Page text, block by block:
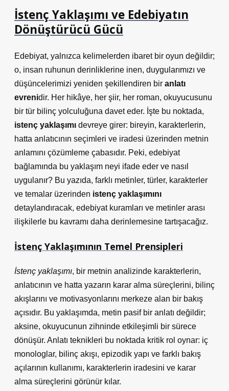
İstenç Yaklaşımı ve Edebiyatın
Dönüştürücü Gücü
Edebiyat, yalnızca kelimelerden ibaret bir oyun değildir;
o, insan ruhunun derinliklerine inen, duygularımızı ve
düşüncelerimizi yeniden şekillendiren bir anlatı
evrenidir. Her hikâye, her şiir, her roman, okuyucusunu
bir tür bilinç yolculuğuna davet eder. İşte bu noktada,
istenç yaklaşımı devreye girer: bireyin, karakterlerin,
hatta anlatıcının seçimleri ve iradesi üzerinden metnin
anlamını çözümleme çabasıdır. Peki, edebiyat
bağlamında bu yaklaşım neyi ifade eder ve nasıl
uygulanır? Bu yazıda, farklı metinler, türler, karakterler
ve temalar üzerinden istenç yaklaşımını
detaylandıracak, edebiyat kuramları ve metinler arası
ilişkilerle bu kavramı daha derinlemesine tartışacağız.
İstenç Yaklaşımının Temel Prensipleri
İstenç yaklaşımı, bir metnin analizinde karakterlerin,
anlatıcının ve hatta yazarın karar alma süreçlerini, bilinç
akışlarını ve motivasyonlarını merkeze alan bir bakış
açısıdır. Bu yaklaşımda, metin pasif bir anlatı değildir;
aksine, okuyucunun zihninde etkileşimli bir sürece
dönüşür. Anlatı teknikleri bu noktada kritik rol oynar: iç
monologlar, bilinç akışı, epizodik yapı ve farklı bakış
açılarının kullanımı, karakterlerin iradesini ve karar
alma süreçlerini görünür kılar.